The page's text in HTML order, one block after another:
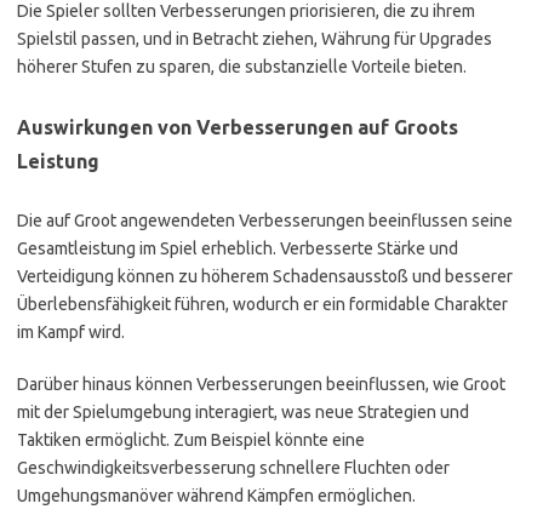
Die Spieler sollten Verbesserungen priorisieren, die zu ihrem
Spielstil passen, und in Betracht ziehen, Währung für Upgrades
höherer Stufen zu sparen, die substanzielle Vorteile bieten.
Auswirkungen von Verbesserungen auf Groots
Leistung
Die auf Groot angewendeten Verbesserungen beeinflussen seine
Gesamtleistung im Spiel erheblich. Verbesserte Stärke und
Verteidigung können zu höherem Schadensausstoß und besserer
Überlebensfähigkeit führen, wodurch er ein formidable Charakter
im Kampf wird.
Darüber hinaus können Verbesserungen beeinflussen, wie Groot
mit der Spielumgebung interagiert, was neue Strategien und
Taktiken ermöglicht. Zum Beispiel könnte eine
Geschwindigkeitsverbesserung schnellere Fluchten oder
Umgehungsmanöver während Kämpfen ermöglichen.